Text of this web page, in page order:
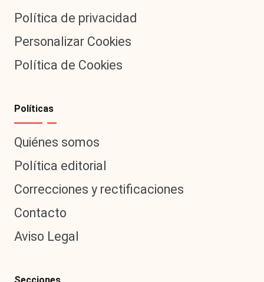
Política de privacidad
Personalizar Cookies
Política de Cookies
Políticas
Quiénes somos
Política editorial
Correcciones y rectificaciones
Contacto
Aviso Legal